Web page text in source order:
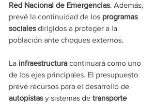
Red Nacional de Emergencias. Además,
prevé la continuidad de los programas
sociales dirigidos a proteger a la
población ante choques externos.
La infraestructura continuará como uno
de los ejes principales. El presupuesto
prevé recursos para el desarrollo de
autopistas y sistemas de transporte